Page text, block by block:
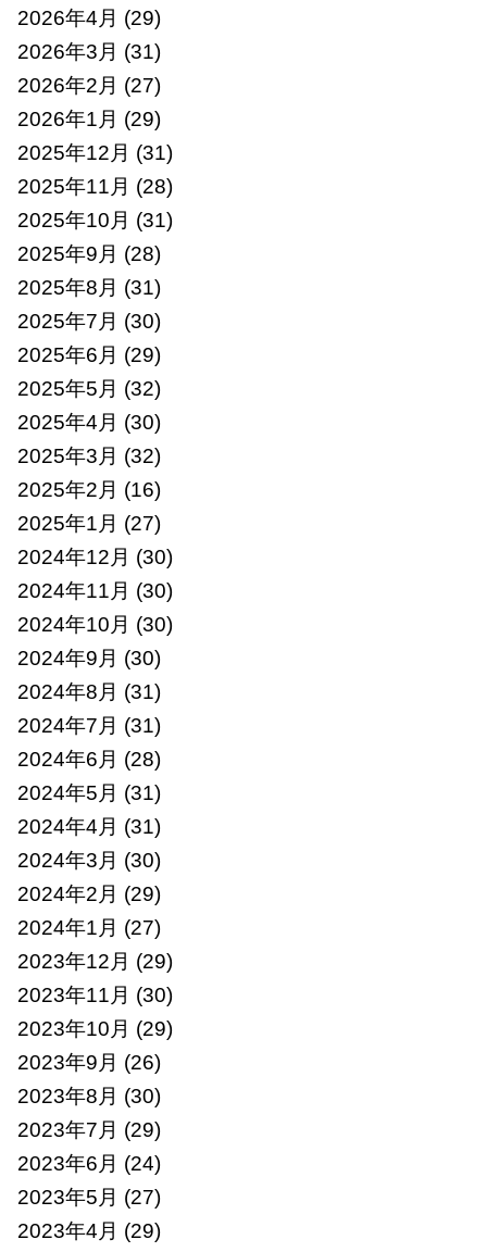
2026年4月 (29)
2026年3月 (31)
2026年2月 (27)
2026年1月 (29)
2025年12月 (31)
2025年11月 (28)
2025年10月 (31)
2025年9月 (28)
2025年8月 (31)
2025年7月 (30)
2025年6月 (29)
2025年5月 (32)
2025年4月 (30)
2025年3月 (32)
2025年2月 (16)
2025年1月 (27)
2024年12月 (30)
2024年11月 (30)
2024年10月 (30)
2024年9月 (30)
2024年8月 (31)
2024年7月 (31)
2024年6月 (28)
2024年5月 (31)
2024年4月 (31)
2024年3月 (30)
2024年2月 (29)
2024年1月 (27)
2023年12月 (29)
2023年11月 (30)
2023年10月 (29)
2023年9月 (26)
2023年8月 (30)
2023年7月 (29)
2023年6月 (24)
2023年5月 (27)
2023年4月 (29)